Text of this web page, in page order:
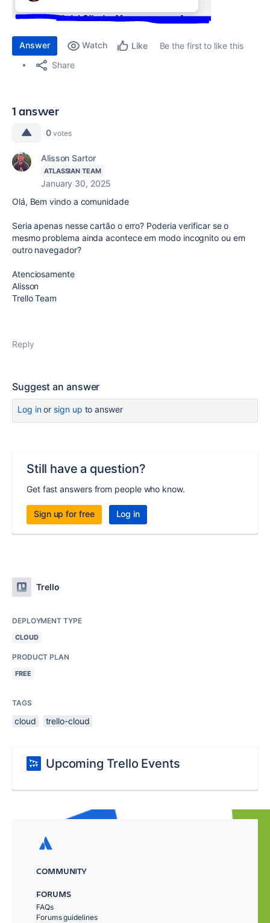
Answer Watch Like
Be the first to like this
Share
1 answer
0 votes
Alisson Sartor
ATLASSIAN TEAM
January 30, 2025
Olá, Bem vindo a comunidade
Seria apenas nesse cartão o erro? Poderia verificar se o
mesmo problema ainda acontece em modo incognito ou em
outro navegador?
Atenciosamente
Alisson
Trello Team
Reply
Suggest an answer
Log inor sign up to answer
Still have a question?
Get fast answers from people who know.
Sign up for free Log in
Trello
DEPLOYMENT TYPE
CLOUD
PRODUCT PLAN
FREE
TAGS
cloud trello-cloud
Upcoming Trello Events
COMMUNITY
FORUMS
FAQs
Forums guidelines